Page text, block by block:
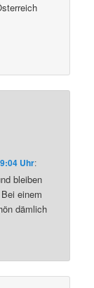
Uhr:
bleiben
einem
dämlich